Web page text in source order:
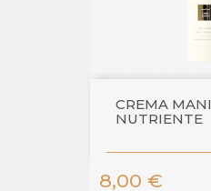
CREMA MANI
NUTRIENTE
Prezzo
8,00 €